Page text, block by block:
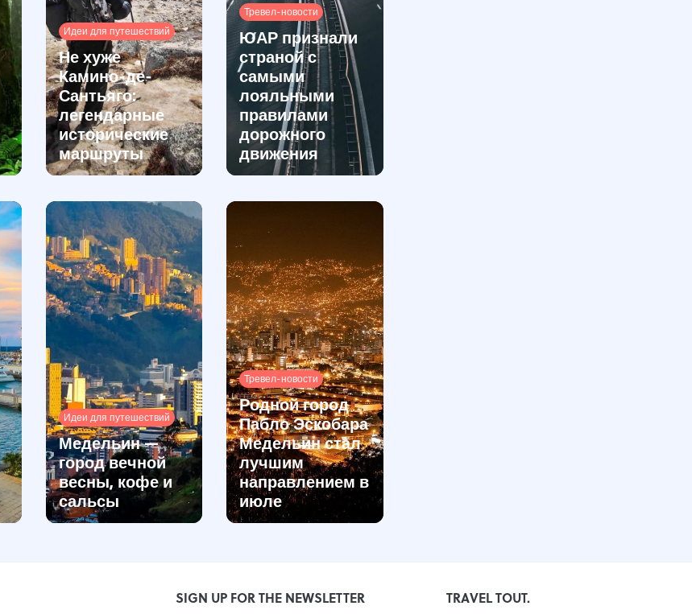
Идеи для путешествий
Не хуже
Камино-де-
Сантьяго:
легендарные
исторические
маршруты
Тревел-новости
ЮАР признали
страной с
самыми
лояльными
правилами
дорожного
движения
Идеи для путешествий
Медельин —
город вечной
весны, кофе и
сальсы
Тревел-новости
Родной город
Пабло Эскобара
Медельин стал
лучшим
направлением в
июле
SIGN UP FOR THE NEWSLETTER TRAVEL TOUT.